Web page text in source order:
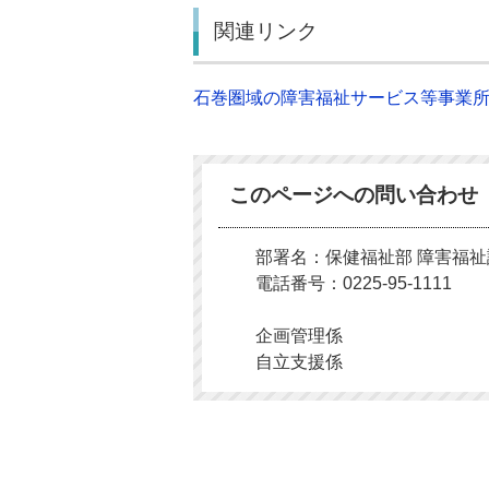
関連リンク
石巻圏域の障害福祉サービス等事業
このページへの問い合わせ
部署名：保健福祉部 障害福祉
電話番号：0225-95-1111
企画管理係
自立支援係